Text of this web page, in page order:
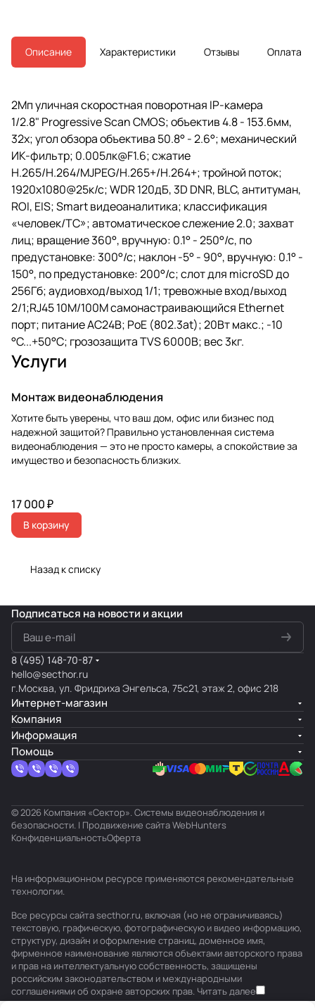
Описание Характеристики Отзывы Оплата
2Мп уличная скоростная поворотная IP-камера
1/2.8" Progressive Scan CMOS; объектив 4.8 - 153.6мм,
32x; угол обзора объектива 50.8° - 2.6°; механический
ИК-фильтр; 0.005лк@F1.6; сжатие
H.265/H.264/MJPEG/H.265+/H.264+; тройной поток;
1920х1080@25к/с; WDR 120дБ, 3D DNR, BLC, антитуман,
ROI, EIS; Smart видеоаналитика; классификация
«человек/ТС»; автоматическое слежение 2.0; захват
лиц; вращение 360°, вручную: 0.1° - 250°/с, по
предустановке: 300°/с; наклон -5° - 90°, вручную: 0.1° -
150°, по предустановке: 200°/с; слот для microSD до
256Гб; аудиовход/выход 1/1; тревожные вход/выход
2/1;RJ45 10M/100M самонастраивающийся Ethernet
порт; питание AC24В; PoE (802.3at); 20Вт макс.; -10
°C...+50°C; грозозащита TVS 6000B; вес 3кг.
Услуги
Монтаж видеонаблюдения
Хотите быть уверены, что ваш дом, офис или бизнес под
надежной защитой? Правильно установленная система
видеонаблюдения — это не просто камеры, а спокойствие за
имущество и безопасность близких.
17 000 ₽
В корзину
Назад к списку
Подписаться на новости и акции
8 (495) 148-70-87
hello@secthor.ru
г.Москва, ул. Фридриха Энгельса, 75с21, этаж 2, офис 218
Интернет-магазин
Компания
Информация
Помощь
© 2026 Компания «Сектор». Системы видеонаблюдения и
безопасности. | Продвижение сайтаWebHunters
КонфиденциальностьОферта
На информационном ресурсе применяются рекомендательные
технологии.
Все ресурсы сайта secthor.ru, включая (но не ограничиваясь)
текстовую, графическую, фотографическую и видео информацию,
структуру, дизайн и оформление страниц, доменное имя,
фирменное наименование являются объектами авторского права
и прав на интеллектуальную собственность, защищены
российским законодательством и международными
соглашениями об охране авторских прав. Читать далее